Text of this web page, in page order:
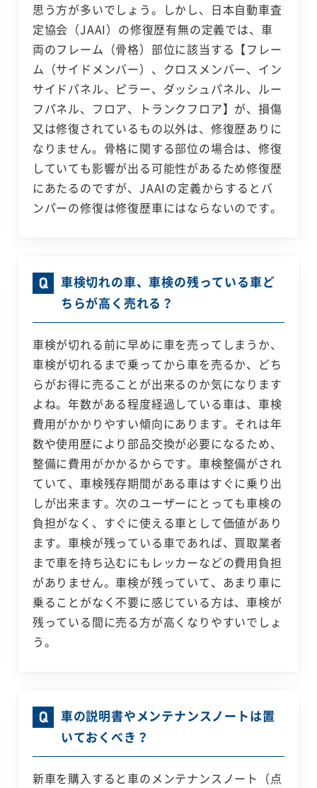
思う方が多いでしょう。しかし、日本自動車査
定協会（JAAI）の修復歴有無の定義では、車
両のフレーム（骨格）部位に該当する【フレー
ム（サイドメンバー）、クロスメンバー、イン
サイドパネル、ピラー、ダッシュパネル、ルー
フパネル、フロア、トランクフロア】が、損傷
又は修復されているもの以外は、修復歴ありに
なりません。骨格に関する部位の場合は、修復
していても影響が出る可能性があるため修復歴
にあたるのですが、JAAIの定義からするとバ
ンパーの修復は修復歴車にはならないのです。
車検切れの車、車検の残っている車ど
ちらが高く売れる？
車検が切れる前に早めに車を売ってしまうか、
車検が切れるまで乗ってから車を売るか、どち
らがお得に売ることが出来るのか気になります
よね。年数がある程度経過している車は、車検
費用がかかりやすい傾向にあります。それは年
数や使用歴により部品交換が必要になるため、
整備に費用がかかるからです。車検整備がされ
ていて、車検残存期間がある車はすぐに乗り出
しが出来ます。次のユーザーにとっても車検の
負担がなく、すぐに使える車として価値があり
ます。車検が残っている車であれば、買取業者
まで車を持ち込むにもレッカーなどの費用負担
がありません。車検が残っていて、あまり車に
乗ることがなく不要に感じている方は、車検が
残っている間に売る方が高くなりやすいでしょ
う。
車の説明書やメンテナンスノートは置
いておくべき？
新車を購入すると車のメンテナンスノート（点